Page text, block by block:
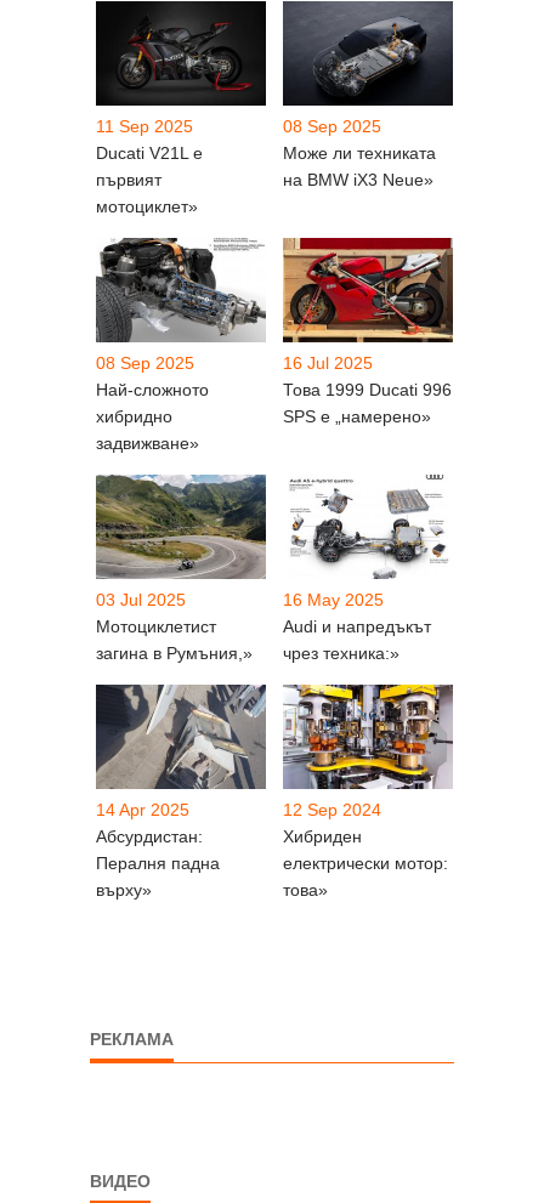
11 Sep 2025
Ducati V21L е
първият
мотоциклет»
08 Sep 2025
Може ли техниката
на BMW iX3 Neue»
08 Sep 2025
Най-сложното
хибридно
задвижване»
16 Jul 2025
Това 1999 Ducati 996
SPS е „намерено»
03 Jul 2025
Мотоциклетист
загина в Румъния,»
16 May 2025
Audi и напредъкът
чрез техника:»
14 Apr 2025
Абсурдистан:
Пералня падна
върху»
12 Sep 2024
Хибриден
електрически мотор:
това»
РЕКЛАМА
ВИДЕО